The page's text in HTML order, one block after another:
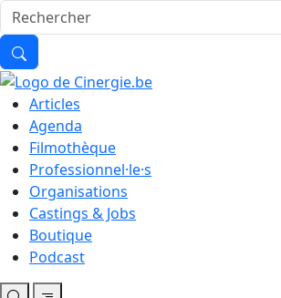
Articles
Agenda
Filmothèque
Professionnel·le·s
Organisations
Castings & Jobs
Boutique
Podcast